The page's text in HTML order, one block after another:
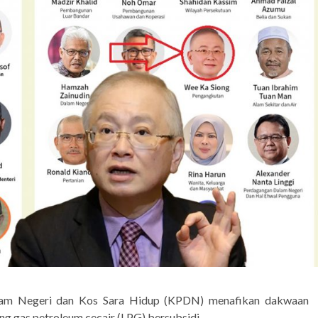
Negeri dan Kos Sara Hidup (KPDN) menafikan dakwaan